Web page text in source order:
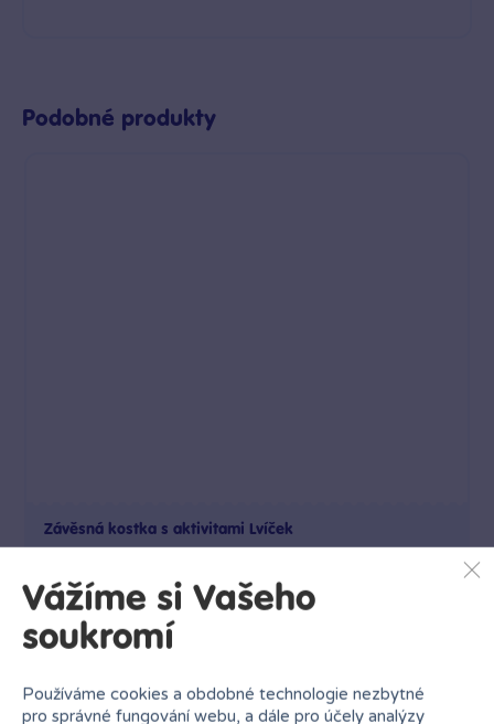
Podobné produkty
Závěsná kostka s aktivitami Lvíček
Skladem
Vážíme si Vašeho
soukromí
Používáme cookies a obdobné technologie nezbytné
pro správné fungování webu, a dále pro účely analýzy